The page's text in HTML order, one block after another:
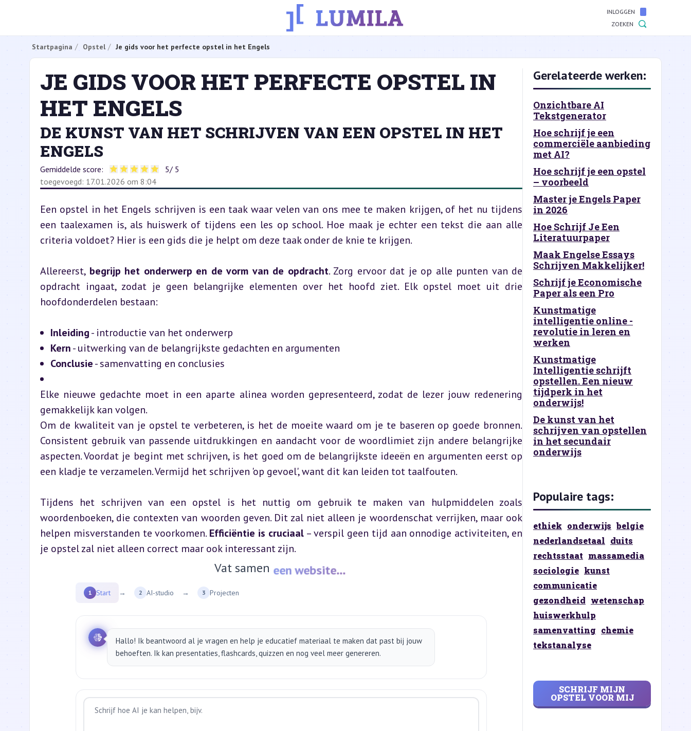
INLOGGEN
ZOEKEN
Startpagina Opstel Je gids voor het perfecte opstel in het Engels
JE GIDS VOOR HET PERFECTE OPSTEL IN
HET ENGELS
DE KUNST VAN HET SCHRIJVEN VAN EEN OPSTEL IN HET
ENGELS
Gemiddelde score: 5/ 5
toegevoegd: 17.01.2026 om 8:04
Een opstel in het Engels schrijven is een taak waar velen van ons mee te maken krijgen, of het nu tijdens
een taalexamen is, als huiswerk of tijdens een les op school. Hoe maak je echter een tekst die aan alle
criteria voldoet? Hier is een gids die je helpt om deze taak onder de knie te krijgen.
Allereerst, begrijp het onderwerp en de vorm van de opdracht. Zorg ervoor dat je op alle punten van de
opdracht ingaat, zodat je geen belangrijke elementen over het hoofd ziet. Elk opstel moet uit drie
hoofdonderdelen bestaan:
Inleiding - introductie van het onderwerp
Kern - uitwerking van de belangrijkste gedachten en argumenten
Conclusie - samenvatting en conclusies
Elke nieuwe gedachte moet in een aparte alinea worden gepresenteerd, zodat de lezer jouw redenering
gemakkelijk kan volgen.
Om de kwaliteit van je opstel te verbeteren, is het de moeite waard om je te baseren op goede bronnen.
Consistent gebruik van passende uitdrukkingen en aandacht voor de woordlimiet zijn andere belangrijke
aspecten. Voordat je begint met schrijven, is het goed om de belangrijkste ideeën en argumenten eerst op
een kladje te verzamelen. Vermijd het schrijven 'op gevoel', want dit kan leiden tot taalfouten.
Tijdens het schrijven van een opstel is het nuttig om gebruik te maken van hulpmiddelen zoals
woordenboeken, die contexten van woorden geven. Dit zal niet alleen je woordenschat verrijken, maar ook
helpen misverstanden te voorkomen. Efficiëntie is cruciaal – verspil geen tijd aan onnodige activiteiten, en
je opstel zal niet alleen correct maar ook interessant zijn.
Vat samen een website...
1 Start → 2 AI-studio → 3 Projecten
Hallo! Ik beantwoord al je vragen en help je educatief materiaal te maken dat past bij jouw
behoeften. Ik kan presentaties, flashcards, quizzen en nog veel meer genereren.
Gerelateerde werken:
Onzichtbare AI
Tekstgenerator
Hoe schrijf je een
commerciële aanbieding
met AI?
Hoe schrijf je een opstel
– voorbeeld
Master je Engels Paper
in 2026
Hoe Schrijf Je Een
Literatuurpaper
Maak Engelse Essays
Schrijven Makkelijker!
Schrijf je Economische
Paper als een Pro
Kunstmatige
intelligentie online -
revolutie in leren en
werken
Kunstmatige
Intelligentie schrijft
opstellen. Een nieuw
tijdperk in het
onderwijs!
De kunst van het
schrijven van opstellen
in het secundair
onderwijs
Populaire tags:
ethiek onderwijs belgie
nederlandsetaal duits
rechtsstaat massamedia
sociologie kunst
communicatie
gezondheid wetenschap
huiswerkhulp
samenvatting chemie
tekstanalyse
SCHRIJF MIJN
OPSTEL VOOR MIJ